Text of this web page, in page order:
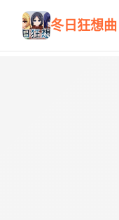
冬日狂想曲